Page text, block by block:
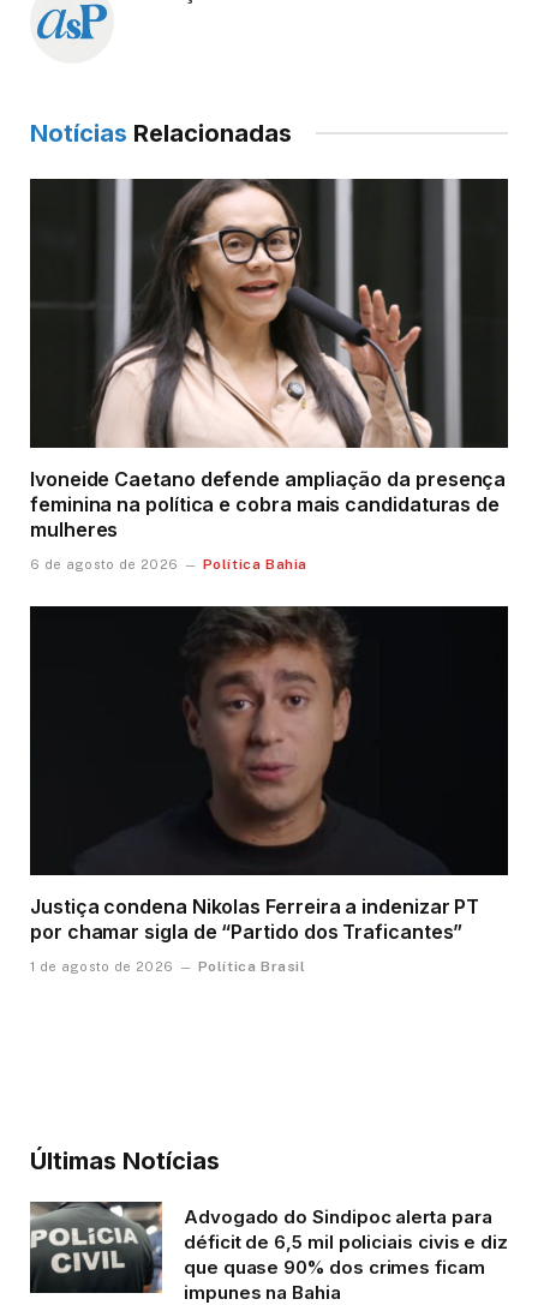
Notícias Relacionadas
Ivoneide Caetano defende ampliação da presença
feminina na política e cobra mais candidaturas de
mulheres
6 de agosto de 2026 Política Bahia
Justiça condena Nikolas Ferreira a indenizar PT
por chamar sigla de “Partido dos Traficantes”
1 de agosto de 2026 Política Brasil
Últimas Notícias
Advogado do Sindipoc alerta para
déficit de 6,5 mil policiais civis e diz
que quase 90% dos crimes ficam
impunes na Bahia